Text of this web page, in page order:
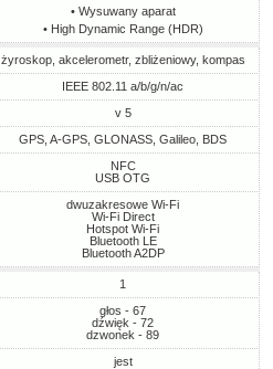
• Wysuwany aparat
• High Dynamic Range (HDR)
żyroskop, akcelerometr, zbliżeniowy, kompas
IEEE 802.11 a/b/g/n/ac
v 5
GPS, A-GPS, GLONASS, Galileo, BDS
NFC
USB OTG
dwuzakresowe Wi-Fi
Wi-Fi Direct
Hotspot Wi-Fi
Bluetooth LE
Bluetooth A2DP
1
głos - 67
dźwięk - 72
dzwonek - 89
jest